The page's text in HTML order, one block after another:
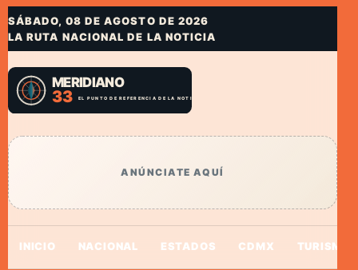
SÁBADO, 08 DE AGOSTO DE 2026
LA RUTA NACIONAL DE LA NOTICIA
ANÚNCIATE AQUÍ
INICIO NACIONAL ESTADOS CDMX TURISMO